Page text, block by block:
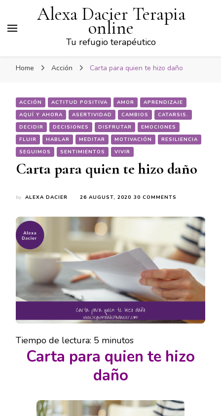
Alexa Dacier Terapia
online
Tu refugio terapéutico
Home Acción Carta para quien te hizo daño
ACCIÓN ACTITUD POSITIVA AMOR
APRENDIZAJE
AQUÍ Y AHORA
ASERTIVIDAD CAMBIOS
CATARSIS.
DECIDIR
DECISIONES DISFRUTAR
EMOCIONES
FLUIR
HABLAR MEDITAR MOTIVACIÓN
RESILIENCIA
SEGUIMOS
SENTIMIENTOS VIVIR
Carta para quien te hizo daño
by ALEXA DACIER 26 AUGUST, 2020 30 COMMENTS
QUIEN
TE
HIZO
DAÑO
Tiempo de lectura: 5 minutos
Carta para quien te hizo
daño